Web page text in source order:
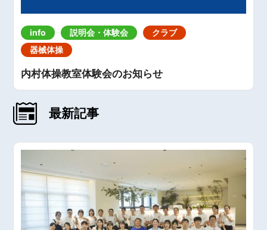
info 説明会・体験会
クラブ
器械体操
内村体操教室体験会のお知らせ
最新記事